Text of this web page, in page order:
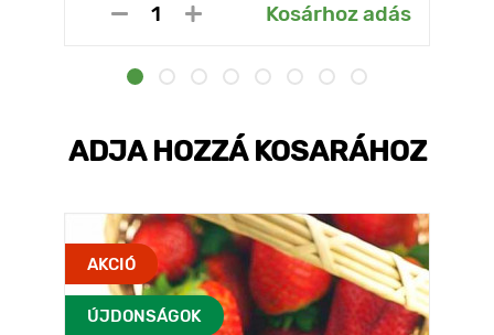
Kosárhoz adás
ADJA HOZZÁ KOSARÁHOZ
AKCIÓ
ÚJDONSÁGOK